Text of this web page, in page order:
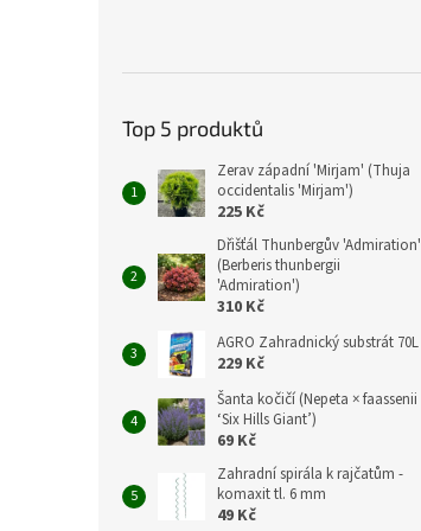
Top 5 produktů
Zerav západní 'Mirjam' (Thuja
occidentalis 'Mirjam')
225 Kč
Dřišťál Thunbergův 'Admiration'
(Berberis thunbergii
'Admiration')
310 Kč
AGRO Zahradnický substrát 70L
229 Kč
Šanta kočičí (Nepeta × faassenii
‘Six Hills Giant’)
69 Kč
Zahradní spirála k rajčatům -
komaxit tl. 6 mm
49 Kč